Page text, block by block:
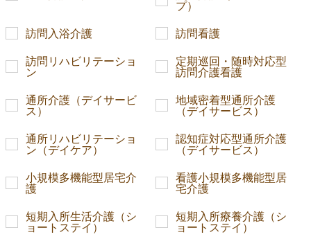
プ）
訪問入浴介護 訪問看護
訪問リハビリテーショ
ン
定期巡回・随時対応型
訪問介護看護
通所介護（デイサービ
ス）
地域密着型通所介護
（デイサービス）
通所リハビリテーショ
ン（デイケア）
認知症対応型通所介護
（デイサービス）
小規模多機能型居宅介
護
看護小規模多機能型居
宅介護
短期入所生活介護（シ
ョートステイ）
短期入所療養介護（シ
ョートステイ）